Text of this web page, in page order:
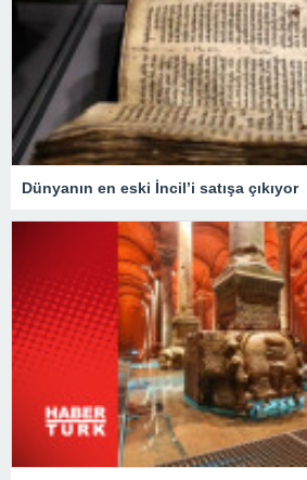
Dünyanın en eski İncil’i satışa çıkıyor